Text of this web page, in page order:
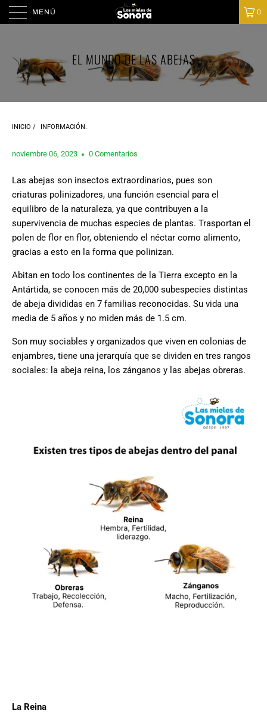
MENÚ 0
EL MUNDO DE LAS ABEJAS
INICIO / INFORMACIÓN.
noviembre 06, 2023 0 Comentarios
Las abejas son insectos extraordinarios, pues son
criaturas polinizadores, una función esencial para el
equilibro de la naturaleza, ya que contribuyen a la
supervivencia de muchas especies de plantas. Trasportan el
polen de flor en flor, obteniendo el néctar como alimento,
gracias a esto en la forma que polinizan.
Abitan en todo los continentes de la Tierra excepto en la
Antártida, se conocen más de 20,000 subespecies distintas
de abeja divididas en 7 familias reconocidas. Su vida una
media de 5 años y no miden más de 1.5 cm.
Son muy sociables y organizados que viven en colonias de
enjambres, tiene una jerarquía que se dividen en tres rangos
sociales: la abeja reina, los zánganos y las abejas obreras.
La Reina